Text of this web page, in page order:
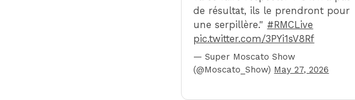
de résultat, ils le prendront pour
une serpillère." #RMCLive
pic.twitter.com/3PYi1sV8Rf
— Super Moscato Show
(@Moscato_Show) May 27, 2026